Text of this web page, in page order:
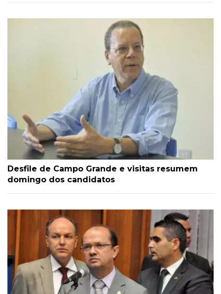
Desfile de Campo Grande e visitas resumem
domingo dos candidatos